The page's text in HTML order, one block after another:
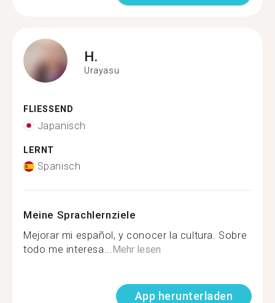
H.
Urayasu
FLIESSEND
Japanisch
LERNT
Spanisch
Meine Sprachlernziele
Mejorar mi español, y conocer la cultura. Sobre
todo me interesa...Mehr lesen
App herunterladen